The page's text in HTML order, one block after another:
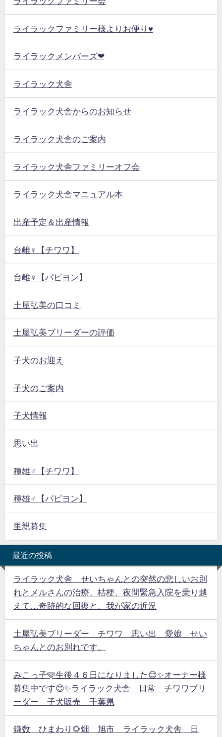
ライラックファミリー様よりお便り♥
ライラックメンバーズ❤
ライラック犬舎
ライラック犬舎からのお知らせ
ライラック犬舎のご案内
ライラック犬舎ファミリーオフ会
ライラック犬舎マニュアル本
出産予定＆出産情報
台雌♀【チワワ】
台雌♀【パピヨン】
土屋弘美の口コミ
土屋弘美ブリーダーの評価
子犬のお迎え
子犬のご案内
子犬情報
思い出
種雄♂【チワワ】
種雄♂【パピヨン】
里親募集
最近の投稿
ライラック犬舎 せいちゃんとの突然の悲しいお別
れとメルさんの治療、桔梗、夜間緊急入院を乗り越
えて…奇跡的な回復と、我が家の近況
土屋弘美ブリーダー チワワ 思い出 愛娘 せい
ちゃんとのお別れです。
みこっ子🩵生後４６日になりました😊✨オーナー様
募集中です😊✨ライラック犬舎 日常 チワワブリ
ーダー 子犬販売 千葉県
鎌数 ひまわり🌻畑 旭市 ライラック犬舎 日